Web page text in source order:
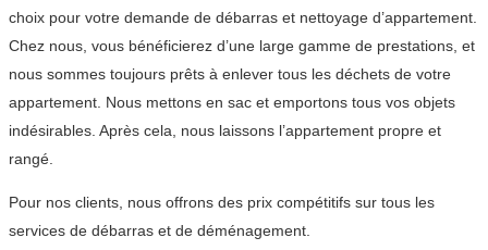
choix pour votre demande de débarras et nettoyage d’appartement.
Chez nous, vous bénéficierez d’une large gamme de prestations, et
nous sommes toujours prêts à enlever tous les déchets de votre
appartement. Nous mettons en sac et emportons tous vos objets
indésirables. Après cela, nous laissons l’appartement propre et
rangé.
Pour nos clients, nous offrons des prix compétitifs sur tous les
services de débarras et de déménagement.